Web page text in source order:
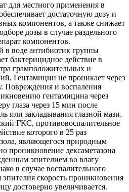
для местного применения в
достаточную дозу и
компонентов, а также снижает
дозы в случае раздельного
компонентов.
в воде антибиотик группы
бактерицидное действие в
грамположительных и
Гентамицин не проникает через
Повреждения и воспаления
гентамицина через
глаза через 15 мин после
или закладывания глазной мази.
ГКС, противовоспалительное
которого в 25 раз
являющегося природным
дексаметазона
эпителием во влагу
в случае воспалительного
скорость проникновения
достоверно увеличивается.